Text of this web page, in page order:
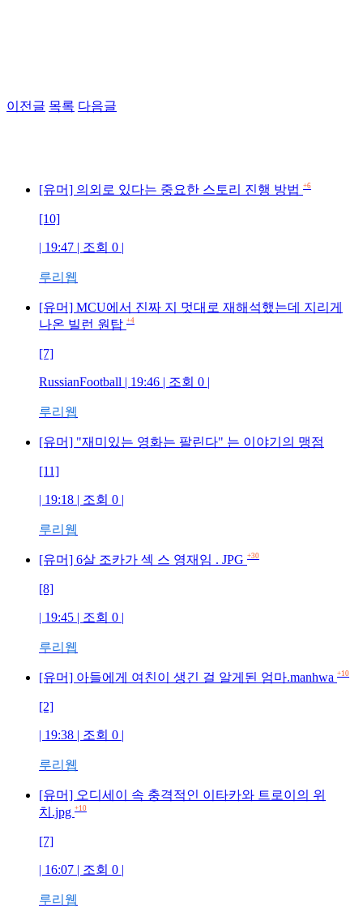
이전글 목록 다음글
[유머] 의외로 있다는 중요한 스토리 진행 방법 +6
[10]
| 19:47 | 조회 0 |
루리웹
[유머] MCU에서 진짜 지 멋대로 재해석했는데 지리게
나온 빌런 원탑 +4
[7]
RussianFootball | 19:46 | 조회 0 |
루리웹
[유머] "재미있는 영화는 팔린다" 는 이야기의 맹점
[11]
| 19:18 | 조회 0 |
루리웹
[유머] 6살 조카가 섹 스 영재임 . JPG +30
[8]
| 19:45 | 조회 0 |
루리웹
[유머] 아들에게 여친이 생긴 걸 알게된 엄마.manhwa +10
[2]
| 19:38 | 조회 0 |
루리웹
[유머] 오디세이 속 충격적인 이타카와 트로이의 위
치.jpg +10
[7]
| 16:07 | 조회 0 |
루리웹